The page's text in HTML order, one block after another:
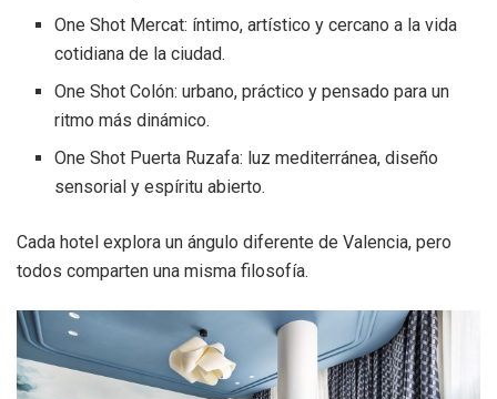
One Shot Mercat: íntimo, artístico y cercano a la vida
cotidiana de la ciudad.
One Shot Colón: urbano, práctico y pensado para un
ritmo más dinámico.
One Shot Puerta Ruzafa: luz mediterránea, diseño
sensorial y espíritu abierto.
Cada hotel explora un ángulo diferente de Valencia, pero
todos comparten una misma filosofía.